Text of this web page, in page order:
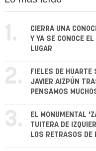
1.
CIERRA UNA
Y YA SE CONOCE
LUGAR
2.
FIELES DE HUARTE
JAVIER AIZPÚN
PENSAMOS
3.
EL MONUMENTAL
TUITERA DE
LOS RETRASOS DE